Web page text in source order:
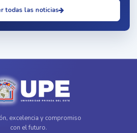
todas las noticias
excelencia y compromiso
con el futuro.